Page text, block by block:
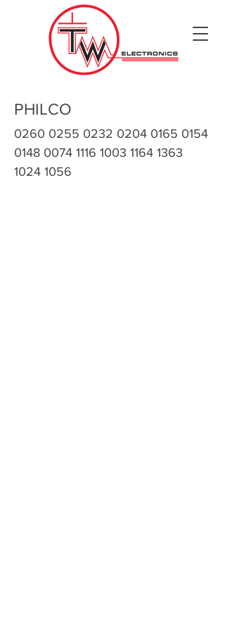
PHILCO
0260 0255 0232 0204 0165 0154
0148 0074 1116 1003 1164 1363
1024 1056